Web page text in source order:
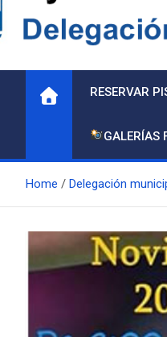
RESERVAR
GALERÍAS
Home Delegación